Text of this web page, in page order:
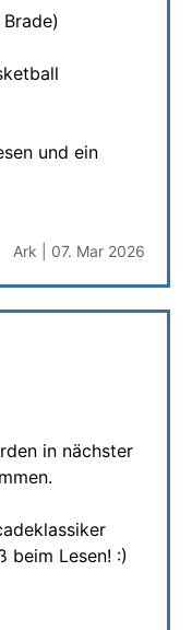
und ein
Ark | 07. Mar 2026
in nächster
beim Lesen! :)